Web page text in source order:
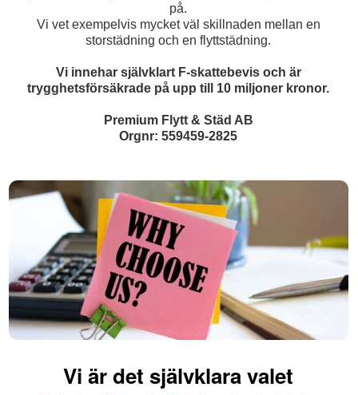
på.
Vi vet exempelvis mycket väl skillnaden mellan en
storstädning och en flyttstädning.
Vi innehar självklart F-skattebevis och är
trygghetsförsäkrade på upp till 10 miljoner kronor.
Premium Flytt & Städ AB
Orgnr: 559459-2825
Vi är det självklara valet